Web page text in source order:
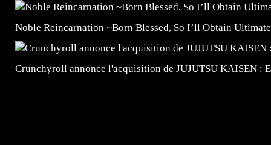
Noble Reincarnation ~Born Blessed, So I’ll Obtain
Crunchyroll annonce l'acquisition de JUJUTSU KAISEN :